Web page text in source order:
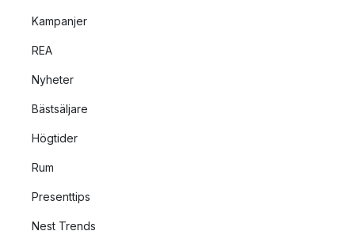
Kampanjer
REA
Nyheter
Bästsäljare
Högtider
Rum
Presenttips
Nest Trends